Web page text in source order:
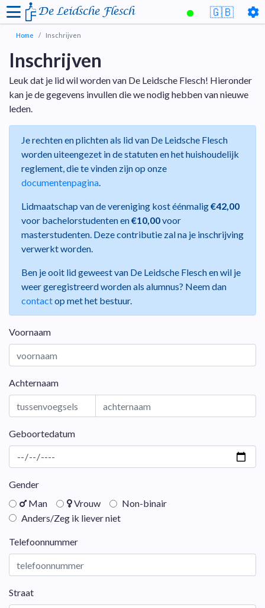
🇬🇧
De Leidsche Flesch
Home Inschrijven
Inschrijven
Leuk dat je lid wil worden van De Leidsche Flesch! Hieronder
kan je de gegevens invullen die we nodig hebben van nieuwe
leden.
Je rechten en plichten als lid van De Leidsche Flesch
worden uiteengezet in de statuten en het huishoudelijk
reglement, die te vinden zijn op onze
documentenpagina.
Lidmaatschap van de vereniging kost éénmalig€42,00
voor bachelorstudenten en€10,00voor
masterstudenten. Deze contributie zal na je inschrijving
verwerkt worden.
Ben je ooit lid geweest van De Leidsche Flesch en wil je
weer geregistreerd worden als alumnus? Neem dan
contactop met het bestuur.
Voornaam
Achternaam
Geboortedatum
Gender
Man
Vrouw
Non-binair
Anders/Zeg ik liever niet
Telefoonnummer
Straat